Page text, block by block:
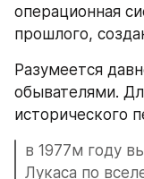
операционная
прошлого,
Разумеется
обывателями.
исторического
в 1977м году
Лукаса по